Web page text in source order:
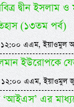
দ্বীন ইসলাম
(১৩তম পর্ব)
এএম, ইয়াওমুল
ইউরোপকে
এএম, ইয়াওমুল
‘আইএস’ এর